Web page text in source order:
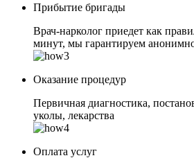
Прибытие бригады
Врач-нарколог приедет как
минут, мы гарантируем
Оказание процедур
Первичная диагностика,
уколы, лекарства
Оплата услуг